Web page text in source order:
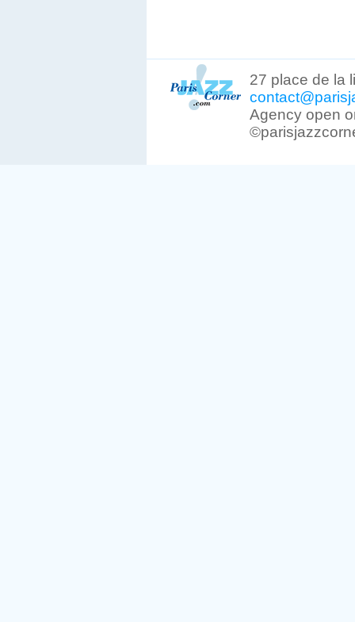
27 place de la
Agency open